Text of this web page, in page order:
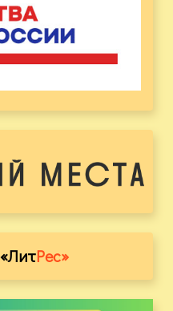
«ЛитРес»